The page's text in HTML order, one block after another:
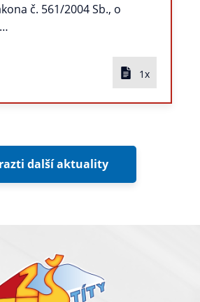
č. 561/2004 Sb., o
1x
další aktuality